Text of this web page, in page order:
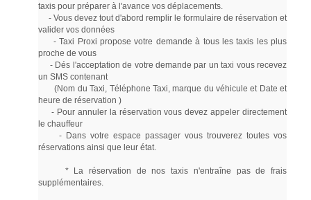
taxis pour préparer à l'avance vos déplacements.
- Vous devez tout d'abord remplir le formulaire de réservation et
valider vos données
- Taxi Proxi propose votre demande à tous les taxis les plus
proche de vous
- Dés l'acceptation de votre demande par un taxi vous recevez
un SMS contenant
(Nom du Taxi, Téléphone Taxi, marque du véhicule et Date et
heure de réservation )
- Pour annuler la réservation vous devez appeler directement
le chauffeur
- Dans votre espace passager vous trouverez toutes vos
réservations ainsi que leur état.
* La réservation de nos taxis n'entraîne pas de frais
supplémentaires.